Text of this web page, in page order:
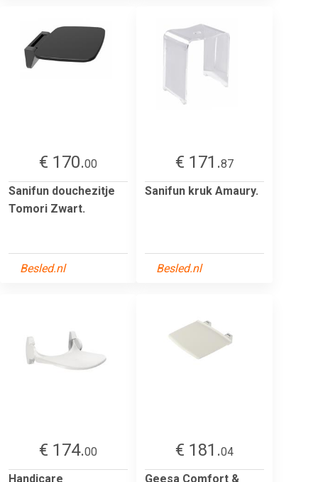
€ 170.00
Sanifun douchezitje
Tomori Zwart.
Besled.nl
€ 171.87
Sanifun kruk Amaury.
Besled.nl
€ 174.00
Handicare
€ 181.04
Geesa Comfort &